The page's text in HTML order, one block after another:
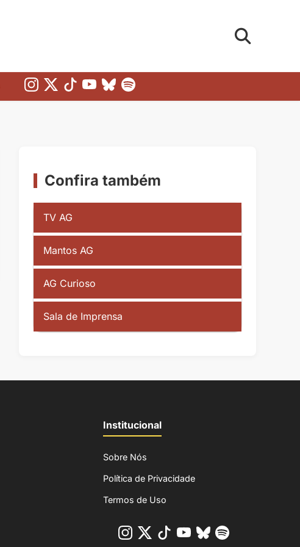
Confira também
TV AG
Mantos AG
AG Curioso
Sala de Imprensa
Institucional
Sobre Nós
Política de Privacidade
Termos de Uso